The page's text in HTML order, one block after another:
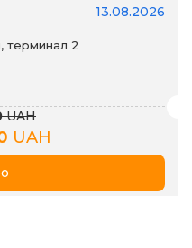
13.08.2026
терминал 2
UAH
UAH